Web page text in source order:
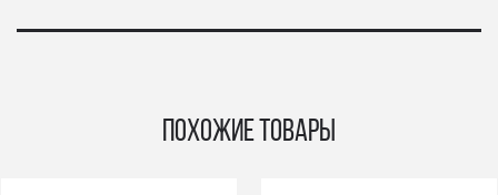
Похожие товары